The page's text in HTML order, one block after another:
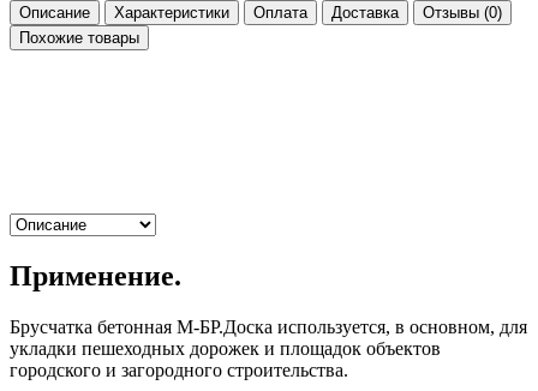
Описание Характеристики Оплата Доставка Отзывы (0)
Похожие товары
Применение.
Брусчатка бетонная М-БР.Доска используется, в основном, для
укладки пешеходных дорожек и площадок объектов
городского и загородного строительства.